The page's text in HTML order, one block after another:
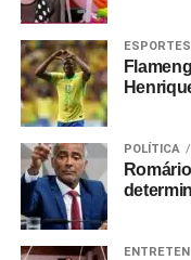
ESPORTES
POLÍTICA